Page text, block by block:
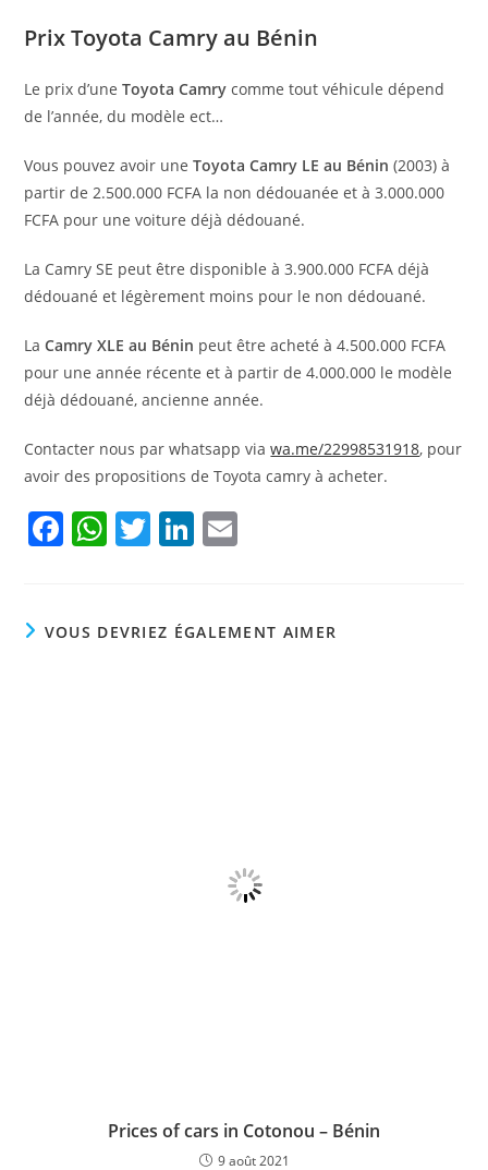
Prix Toyota Camry au Bénin
Le prix d’uneToyota Camry comme tout véhicule dépend
de l’année, du modèle ect…
Vous pouvez avoir uneToyota Camry LE au Bénin (2003) à
partir de 2.500.000 FCFA la non dédouanée et à 3.000.000
FCFA pour une voiture déjà dédouané.
La Camry SE peut être disponible à 3.900.000 FCFA déjà
dédouané et légèrement moins pour le non dédouané.
LaCamry XLE au Bénin peut être acheté à 4.500.000 FCFA
pour une année récente et à partir de 4.000.000 le modèle
déjà dédouané, ancienne année.
Contacter nous par whatsapp viawa.me/22998531918, pour
avoir des propositions de Toyota camry à acheter.
F
e
W
s
T
er
Li
e l
VOUS DEVRIEZ ÉGALEMENT AIMER
Prices of cars in Cotonou – Bénin
9 août 2021